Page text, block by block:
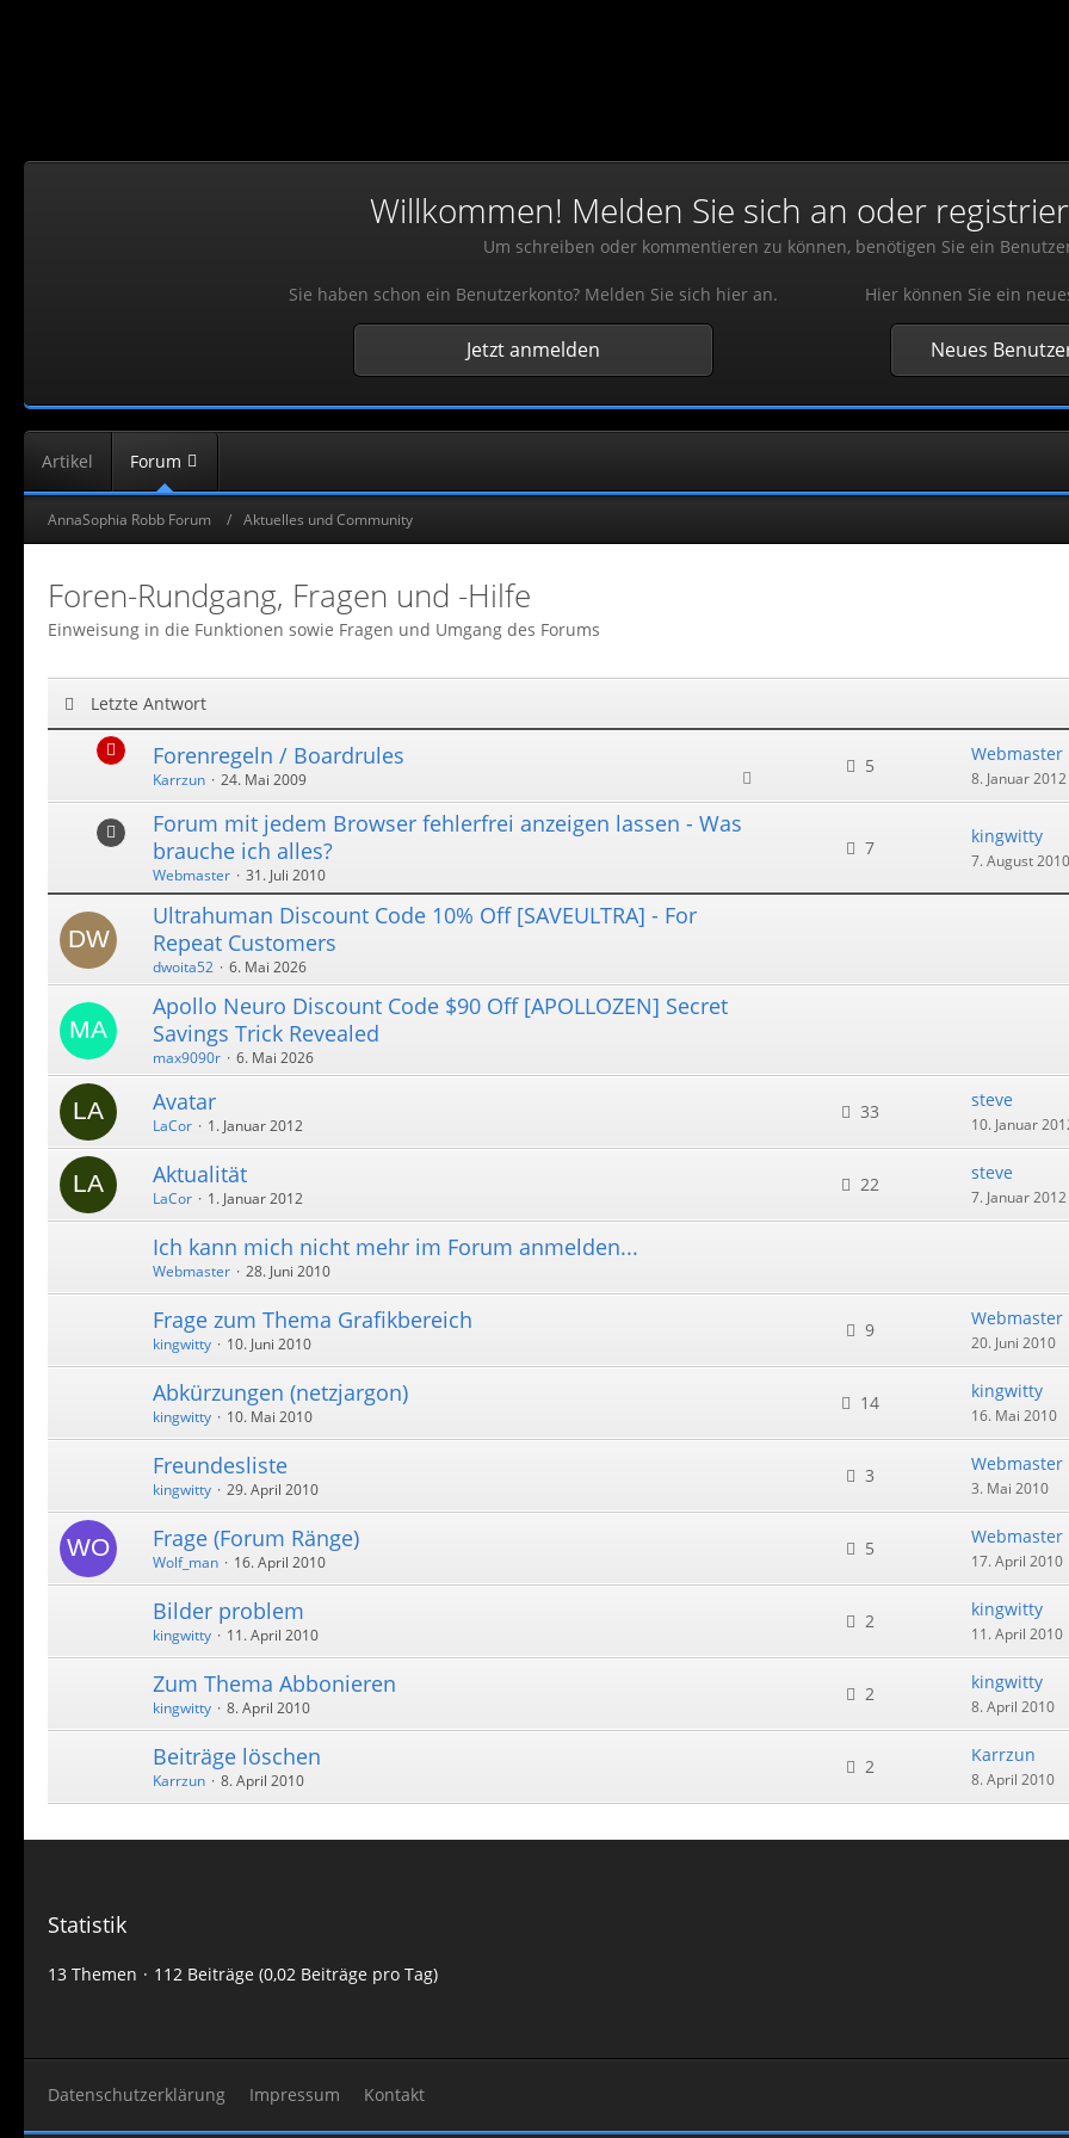
Willkommen! Melden Sie sich an oder
Um schreiben oder kommentieren zu können, benötigen Sie ein
Sie haben schon ein Benutzerkonto? Melden Sie sich hier an.
Jetzt anmelden
Hier können Sie ein
Neues
Artikel Forum
AnnaSophia Robb Forum Aktuelles und Community
Foren-Rundgang, Fragen und -Hilfe
Einweisung in die Funktionen sowie Fragen und Umgang des Forums
Letzte Antwort
Forenregeln / Boardrules
Karrzun 24. Mai 2009
5
Webmaster
8. Januar 2012
Forum mit jedem Browser fehlerfrei anzeigen lassen - Was
brauche ich alles?
Webmaster 31. Juli 2010
7
kingwitty
7. August 2010
Ultrahuman Discount Code 10% Off [SAVEULTRA] - For
Repeat Customers
dwoita52 6. Mai 2026
Apollo Neuro Discount Code $90 Off [APOLLOZEN] Secret
Savings Trick Revealed
max9090r 6. Mai 2026
Avatar
LaCor 1. Januar 2012
33
steve
10. Januar
Aktualität
LaCor 1. Januar 2012
22
steve
7. Januar 2012
Ich kann mich nicht mehr im Forum anmelden...
Webmaster 28. Juni 2010
Frage zum Thema Grafikbereich
kingwitty 10. Juni 2010
9
Webmaster
20. Juni 2010
Abkürzungen (netzjargon)
kingwitty 10. Mai 2010
14
kingwitty
16. Mai 2010
Freundesliste
kingwitty 29. April 2010
3
Webmaster
3. Mai 2010
Frage (Forum Ränge)
Wolf_man 16. April 2010
5
Webmaster
17. April 2010
Bilder problem
kingwitty 11. April 2010
2
kingwitty
11. April 2010
Zum Thema Abbonieren
kingwitty 8. April 2010
2
kingwitty
8. April 2010
Beiträge löschen
Karrzun 8. April 2010
2
Karrzun
8. April 2010
Statistik
13 Themen 112 Beiträge (0,02 Beiträge pro Tag)
Datenschutzerklärung Impressum Kontakt